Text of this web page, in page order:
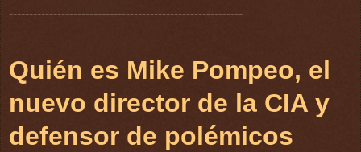
----------------------------------------------------------
Quién es Mike Pompeo, el
nuevo director de la CIA y
defensor de polémicos